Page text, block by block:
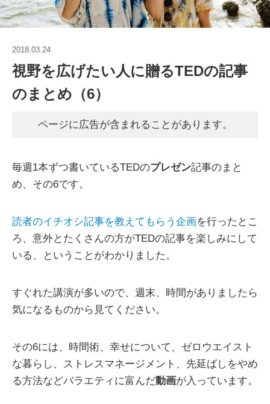
2018.03.24
視野を広げたい人に贈るTEDの記事
のまとめ（6）
ページに広告が含まれることがあります。
毎週1本ずつ書いているTEDのプレゼン記事のまと
め、その6です。
読者のイチオシ記事を教えてもらう企画を行ったとこ
ろ、意外とたくさんの方がTEDの記事を楽しみにして
いる、ということがわかりました。
すぐれた講演が多いので、週末、時間がありましたら
気になるものから見てください。
その6には、時間術、幸せについて、ゼロウエイスト
な暮らし、ストレスマネージメント、先延ばしをやめ
る方法などバラエティに富んだ動画が入っています。